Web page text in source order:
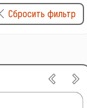
Сбросить фильтр